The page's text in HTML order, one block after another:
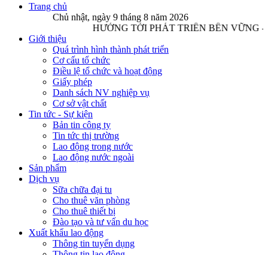
Trang chủ
Chủ nhật, ngày 9 tháng 8 năm 2026
HƯỚNG TỚI PHÁT TRIỂN BỀN VỮNG -
Giới thiệu
Quá trình hình thành phát triển
Cơ cấu tổ chức
Điều lệ tổ chức và hoạt động
Giấy phép
Danh sách NV nghiệp vụ
Cơ sở vật chất
Tin tức - Sự kiện
Bản tin công ty
Tin tức thị trường
Lao động trong nước
Lao động nước ngoài
Sản phẩm
Dịch vụ
Sữa chữa đại tu
Cho thuê văn phòng
Cho thuê thiết bị
Đào tạo và tư vấn du học
Xuất khẩu lao động
Thông tin tuyển dụng